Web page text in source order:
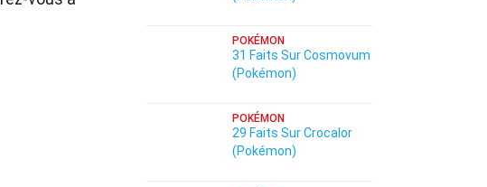
POKÉMON
31 Faits Sur Cosmovum
(Pokémon)
POKÉMON
29 Faits Sur Crocalor
(Pokémon)